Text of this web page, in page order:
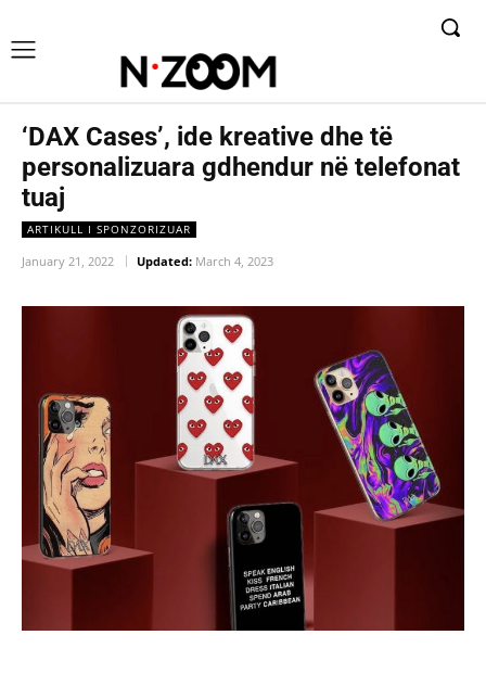
‘DAX Cases’, ide kreative dhe të
personalizuara gdhendur në telefonat
tuaj
ARTIKULL I SPONZORIZUAR
January 21, 2022 Updated: March 4, 2023